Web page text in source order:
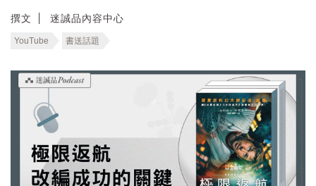
撰文 迷誠品內容中心
YouTube 書送話題